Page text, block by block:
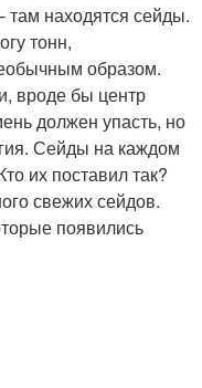
там находятся сейды.
тонн,
образом.
вроде бы центр
должен упасть, но
Сейды на каждом
их поставил так?
свежих сейдов.
появились